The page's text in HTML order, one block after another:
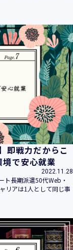
～18:00）
。）が取得する
いいます。
クネーム、IPア
情報
り特定の個人を
即戦力だからこ
で安心就業
2022.11.28
ト長期派遣50代Web・
リアは1人として同じ事